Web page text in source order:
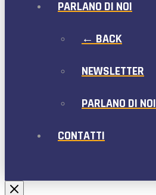
PARLANO DI NOI
← BACK
NEWSLETTER
PARLANO DI NOI
CONTATTI